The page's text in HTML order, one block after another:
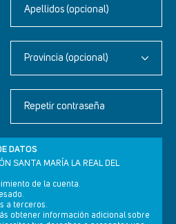
Apellidos (opcional)
Provincia (opcional)
Repetir contraseña
DATOS
SANTA MARÍA LA REAL DEL
de la cuenta.
a terceros.
obtener información adicional sobre
Newsletter
Aviso legal
privacidad
cookies